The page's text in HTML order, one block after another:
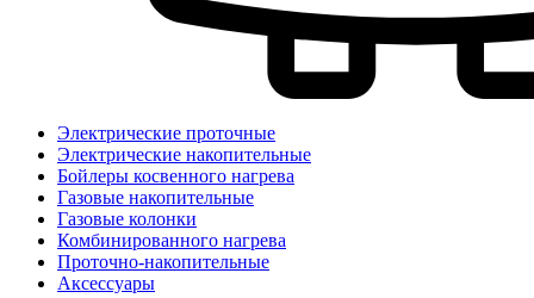
Электрические проточные
Электрические накопительные
Бойлеры косвенного нагрева
Газовые накопительные
Газовые колонки
Комбинированного нагрева
Проточно-накопительные
Аксессуары